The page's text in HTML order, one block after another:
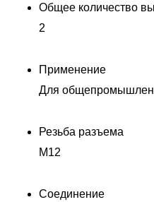
Общее количество
2
Применение
Для
Резьба разъема
M12
Соединение